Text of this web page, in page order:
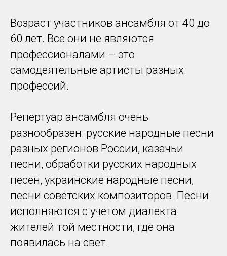
Возраст участников ансамбля от 40 до
60 лет. Все они не являются
профессионалами – это
самодеятельные артисты разных
профессий.
Репертуар ансамбля очень
разнообразен: русские народные песни
разных регионов России, казачьи
песни, обработки русских народных
песен, украинские народные песни,
песни советских композиторов. Песни
исполняются с учетом диалекта
жителей той местности, где она
появилась на свет.